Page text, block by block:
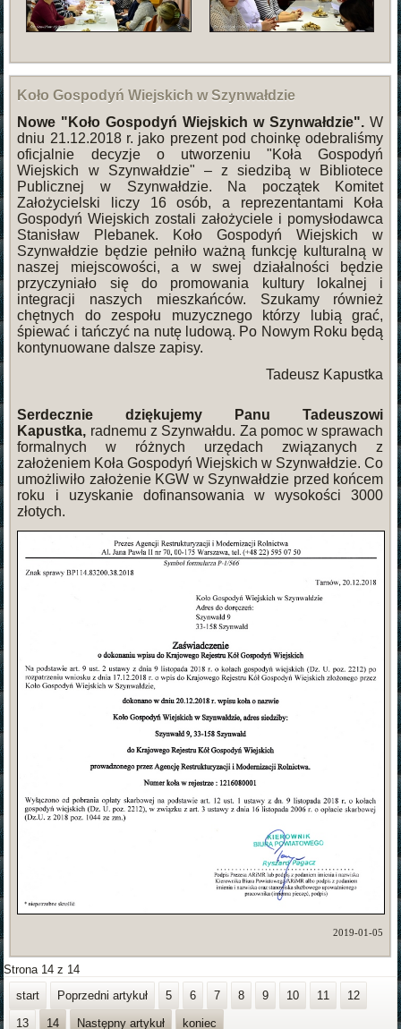
Koło Gospodyń Wiejskich w Szynwałdzie
Nowe "Koło Gospodyń Wiejskich w Szynwałdzie". W
dniu 21.12.2018 r. jako prezent pod choinkę odebraliśmy
oficjalnie decyzje o utworzeniu "Koła Gospodyń
Wiejskich w Szynwałdzie" – z siedzibą w Bibliotece
Publicznej w Szynwałdzie. Na początek Komitet
Założycielski liczy 16 osób, a reprezentantami Koła
Gospodyń Wiejskich zostali założyciele i pomysłodawca
Stanisław Plebanek. Koło Gospodyń Wiejskich w
Szynwałdzie będzie pełniło ważną funkcję kulturalną w
naszej miejscowości, a w swej działalności będzie
przyczyniało się do promowania kultury lokalnej i
integracji naszych mieszkańców. Szukamy również
chętnych do zespołu muzycznego którzy lubią grać,
śpiewać i tańczyć na nutę ludową. Po Nowym Roku będą
kontynuowane dalsze zapisy.
Tadeusz Kapustka
Serdecznie dziękujemy Panu Tadeuszowi
Kapustka, radnemu z Szynwałdu. Za pomoc w sprawach
formalnych w różnych urzędach związanych z
założeniem Koła Gospodyń Wiejskich w Szynwałdzie. Co
umożliwiło założenie KGW w Szynwałdzie przed końcem
roku i uzyskanie dofinansowania w wysokości 3000
złotych.
2019-01-05
Strona 14 z 14
start
Poprzedni artykuł 5 6 7 8 9 10 11 12
13 14 Następny artykuł koniec